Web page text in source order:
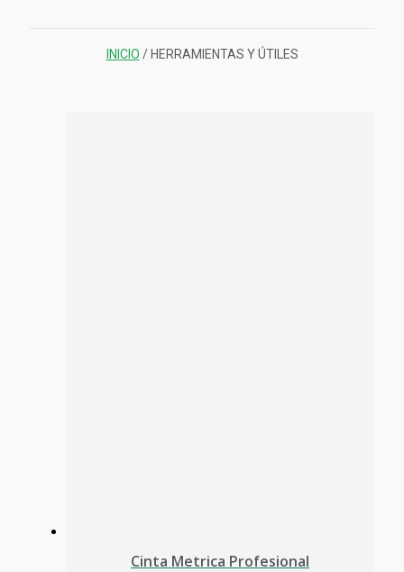
INICIO / HERRAMIENTAS Y ÚTILES
Cinta Metrica Profesional